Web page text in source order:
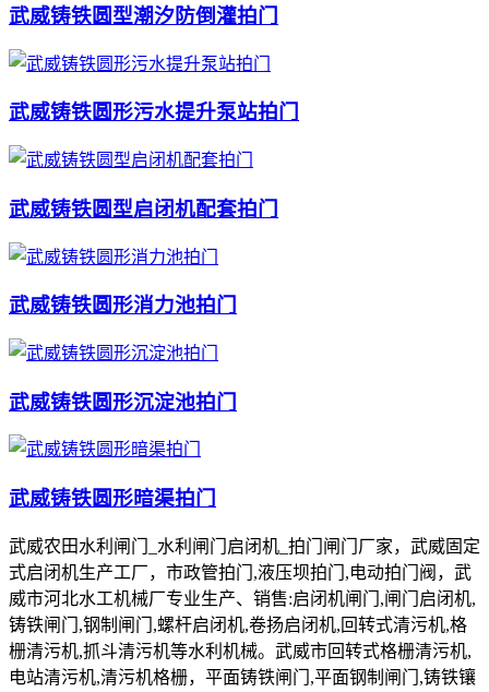
武威铸铁圆型潮汐防倒灌拍门
武威铸铁圆形污水提升泵站拍门
武威铸铁圆型启闭机配套拍门
武威铸铁圆形消力池拍门
武威铸铁圆形沉淀池拍门
武威铸铁圆形暗渠拍门
武威农田水利闸门_水利闸门启闭机_拍门闸门厂家，武威固定
式启闭机生产工厂，市政管拍门,液压坝拍门,电动拍门阀，武
威市河北水工机械厂专业生产、销售:启闭机闸门,闸门启闭机,
铸铁闸门,钢制闸门,螺杆启闭机,卷扬启闭机,回转式清污机,格
栅清污机,抓斗清污机等水利机械。武威市回转式格栅清污机,
电站清污机,清污机格栅，平面铸铁闸门,平面钢制闸门,铸铁镶